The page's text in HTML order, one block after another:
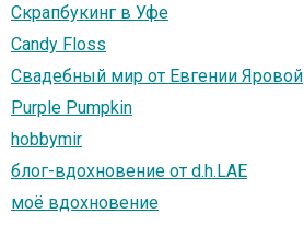
Скрапбукинг в Уфе
Candy Floss
Свадебный мир от Евгении Яровой
Purple Pumpkin
hobbymir
блог-вдохновение от d.h.LAE
моё вдохновение